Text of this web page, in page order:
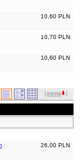
10,60 PLN
10,70 PLN
10,60 PLN
[cena ]
26,00 PLN